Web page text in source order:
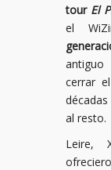
tour El
el
cerrar
al resto.
Leire,